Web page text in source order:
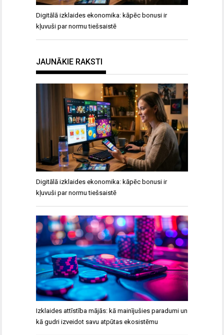
Digitālā izklaides ekonomika: kāpēc bonusi ir
kļuvuši par normu tiešsaistē
JAUNĀKIE RAKSTI
Digitālā izklaides ekonomika: kāpēc bonusi ir
kļuvuši par normu tiešsaistē
Izklaides attīstība mājās: kā mainījušies paradumi un
kā gudri izveidot savu atpūtas ekosistēmu